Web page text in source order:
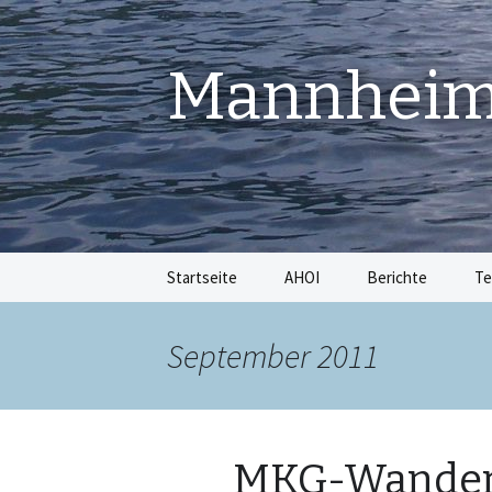
Startseite AHOI Berichte
September 2011
MKG-